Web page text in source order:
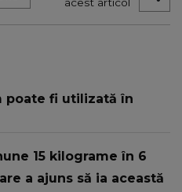
poate fi utilizată în
15 kilograme în 6
a ajuns să ia această